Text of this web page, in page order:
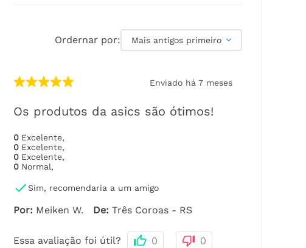
Ordernar por: Mais antigos primeiro
Enviado há 7 meses
Os produtos da asics são ótimos!
0 Excelente,
0 Excelente,
0 Excelente,
0 Normal,
Sim, recomendaria a um amigo
Por: Meiken W. De: Três Coroas - RS
Essa avaliação foi útil? 0 0